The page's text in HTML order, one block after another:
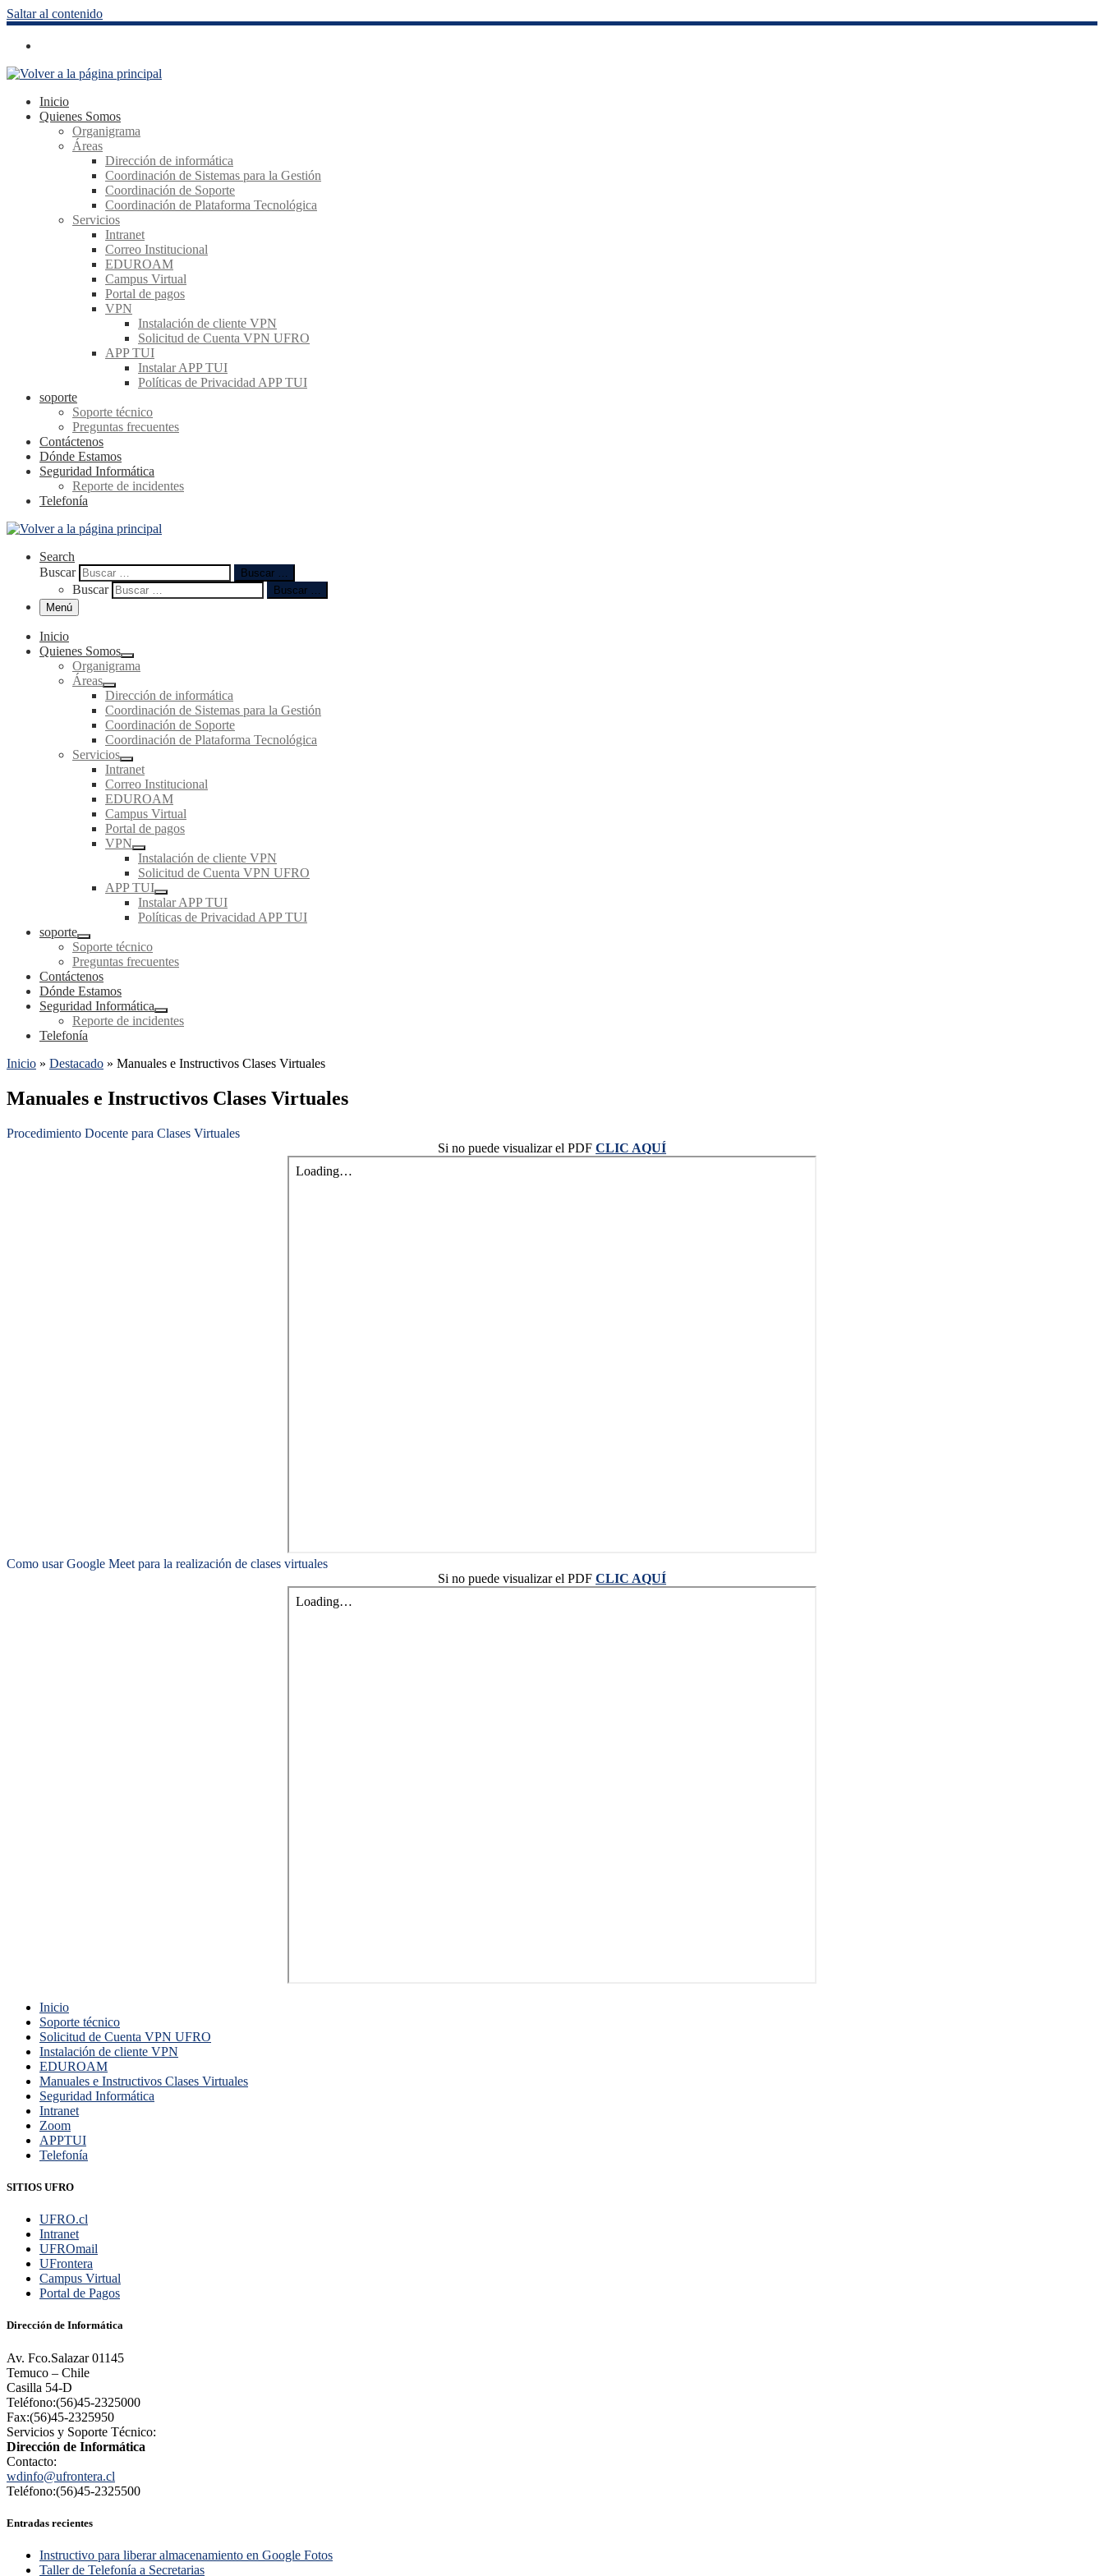
Saltar al contenido
Inicio
Quienes Somos
Organigrama
Áreas
Dirección de informática
Coordinación de Sistemas para la Gestión
Coordinación de Soporte
Coordinación de Plataforma Tecnológica
Servicios
Intranet
Correo Institucional
EDUROAM
Campus Virtual
Portal de pagos
VPN
Instalación de cliente VPN
Solicitud de Cuenta VPN UFRO
APP TUI
Instalar APP TUI
Políticas de Privacidad APP TUI
soporte
Soporte técnico
Preguntas frecuentes
Contáctenos
Dónde Estamos
Seguridad Informática
Reporte de incidentes
Telefonía
Search
Buscar
Buscar …
Buscar
Buscar …
Menú
Inicio
Quienes Somos
Organigrama
Áreas
Dirección de informática
Coordinación de Sistemas para la Gestión
Coordinación de Soporte
Coordinación de Plataforma Tecnológica
Servicios
Intranet
Correo Institucional
EDUROAM
Campus Virtual
Portal de pagos
VPN
Instalación de cliente VPN
Solicitud de Cuenta VPN UFRO
APP TUI
Instalar APP TUI
Políticas de Privacidad APP TUI
soporte
Soporte técnico
Preguntas frecuentes
Contáctenos
Dónde Estamos
Seguridad Informática
Reporte de incidentes
Telefonía
Inicio » Destacado » Manuales e Instructivos Clases Virtuales
Manuales e Instructivos Clases Virtuales
Procedimiento Docente para Clases Virtuales
Si no puede visualizar el PDF CLIC AQUÍ
Como usar Google Meet para la realización de clases virtuales
Si no puede visualizar el PDF CLIC AQUÍ
Inicio
Soporte técnico
Solicitud de Cuenta VPN UFRO
Instalación de cliente VPN
EDUROAM
Manuales e Instructivos Clases Virtuales
Seguridad Informática
Intranet
Zoom
APPTUI
Telefonía
SITIOS UFRO
UFRO.cl
Intranet
UFROmail
UFrontera
Campus Virtual
Portal de Pagos
Dirección de Informática
Av. Fco.Salazar 01145
Temuco – Chile
Casilla 54-D
Teléfono:(56)45-2325000
Fax:(56)45-2325950
Servicios y Soporte Técnico:
Dirección de Informática
Contacto:
wdinfo@ufrontera.cl
Teléfono:(56)45-2325500
Entradas recientes
Instructivo para liberar almacenamiento en Google Fotos
Taller de Telefonía a Secretarias